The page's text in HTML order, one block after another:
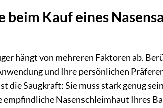
Kauf eines
hängt von mehreren Faktoren ab.
und Ihre persönlichen
die Saugkraft: Sie muss stark genug
Nasenschleimhaut Ihres